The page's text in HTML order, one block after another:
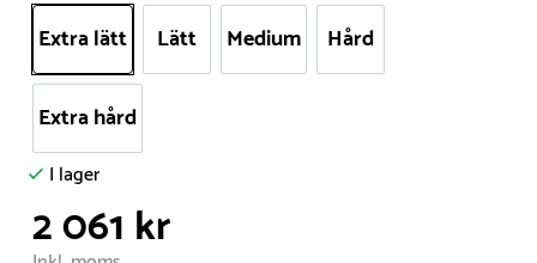
Extra lätt Lätt Medium Hård
Extra hård
I lager
2 061 kr